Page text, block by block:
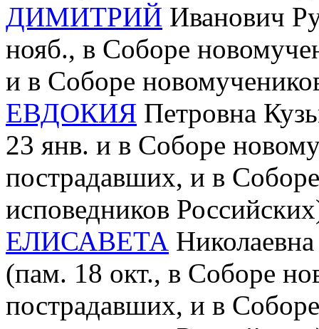
ДИМИТРИЙ Иванович
нояб., в Соборе
и в Соборе
ЕВДОКИЯ Петровна
23 янв. и в Соборе
пострадавших, и в
исповедников
ЕЛИСАВЕТА
(пам. 18 окт., в Соборе
пострадавших, и в